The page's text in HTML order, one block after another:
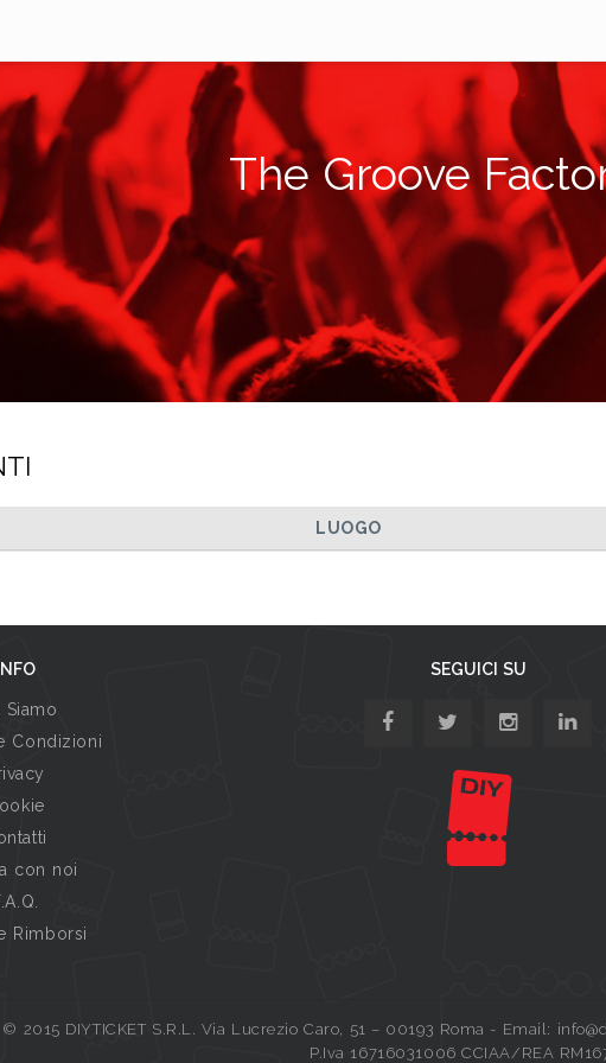
The Groove
LUOGO
INFO
Siamo
Condizioni
con noi
Rimborsi
SEGUICI SU
© 2015 DIYTICKET S.R.L. Via Lucrezio Caro, 51 – 00193 Roma - Email:
P.Iva 16716031006 CCIAA/REA